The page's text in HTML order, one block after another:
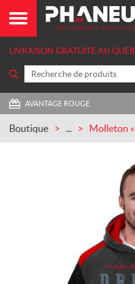
LIVRAISON GRATUITE AU
AVANTAGE ROUGE
Boutique ...